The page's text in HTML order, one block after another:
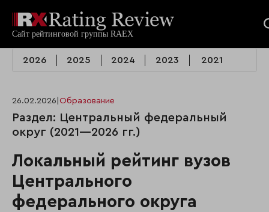
2026 2025 2024 2023 2021
26.02.2026 Образование
Раздел: Центральный федеральный
округ (2021—2026 гг.)
Локальный рейтинг вузов
Центрального
федерального округа